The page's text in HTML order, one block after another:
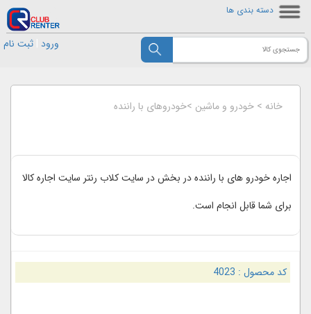
دسته بندی ها
ورود ثبت نام
خانه > خودرو و ماشین >خودروهای با راننده
اجاره خودرو های با راننده در بخش در سایت کلاب رنتر سایت اجاره کالا
برای شما قابل انجام است.
کد محصول : 4023